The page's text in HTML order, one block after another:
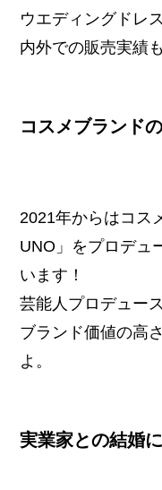
ウエディングドレ
内外での販売実績
コスメブランド
2021年からはコス
UNO」をプロデュ
います！
芸能人プロデュー
ブランド価値の高
よ。
実業家との結婚